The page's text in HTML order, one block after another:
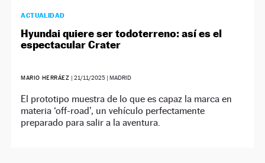
ACTUALIDAD
Hyundai quiere ser todoterreno: así es el
espectacular Crater
MARIO HERRÁEZ |21/11/2025 | MADRID
El prototipo muestra de lo que es capaz la marca en
materia ‘off-road’, un vehículo perfectamente
preparado para salir a la aventura.